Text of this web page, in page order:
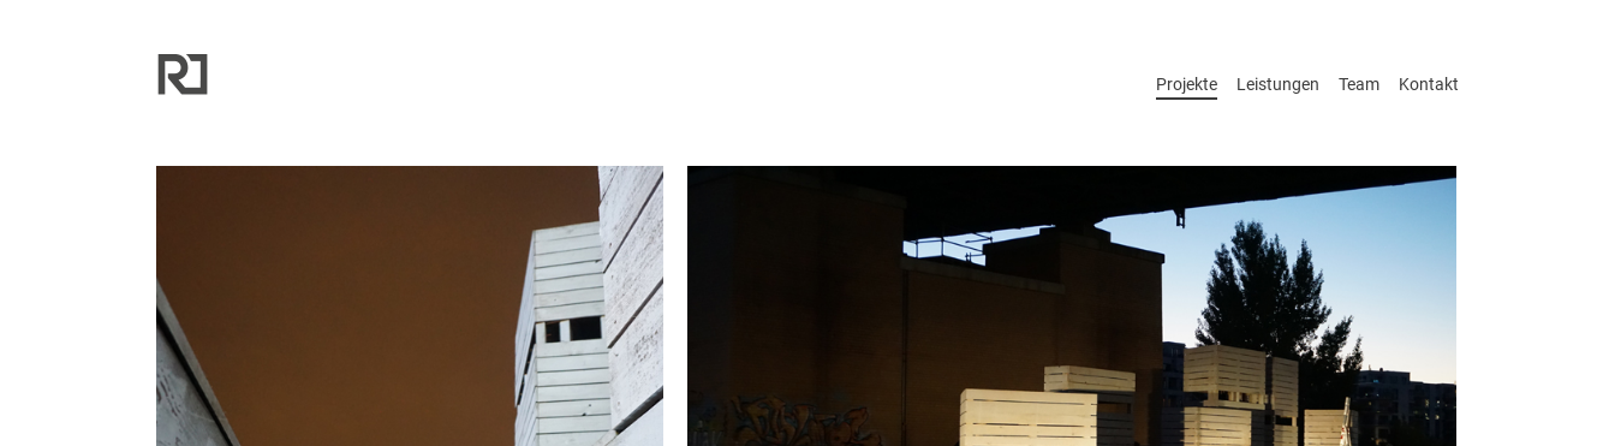
Projekte Leistungen Team Kontakt